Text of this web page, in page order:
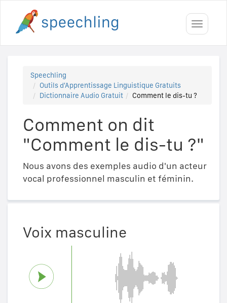
Toggle
Speechling
Outils d'Apprentissage Linguistique Gratuits
Dictionnaire Audio Gratuit
Comment le dis-tu ?
Comment on dit
"Comment le dis-tu ?"
Nous avons des exemples audio d'un acteur
vocal professionnel masculin et féminin.
Voix masculine